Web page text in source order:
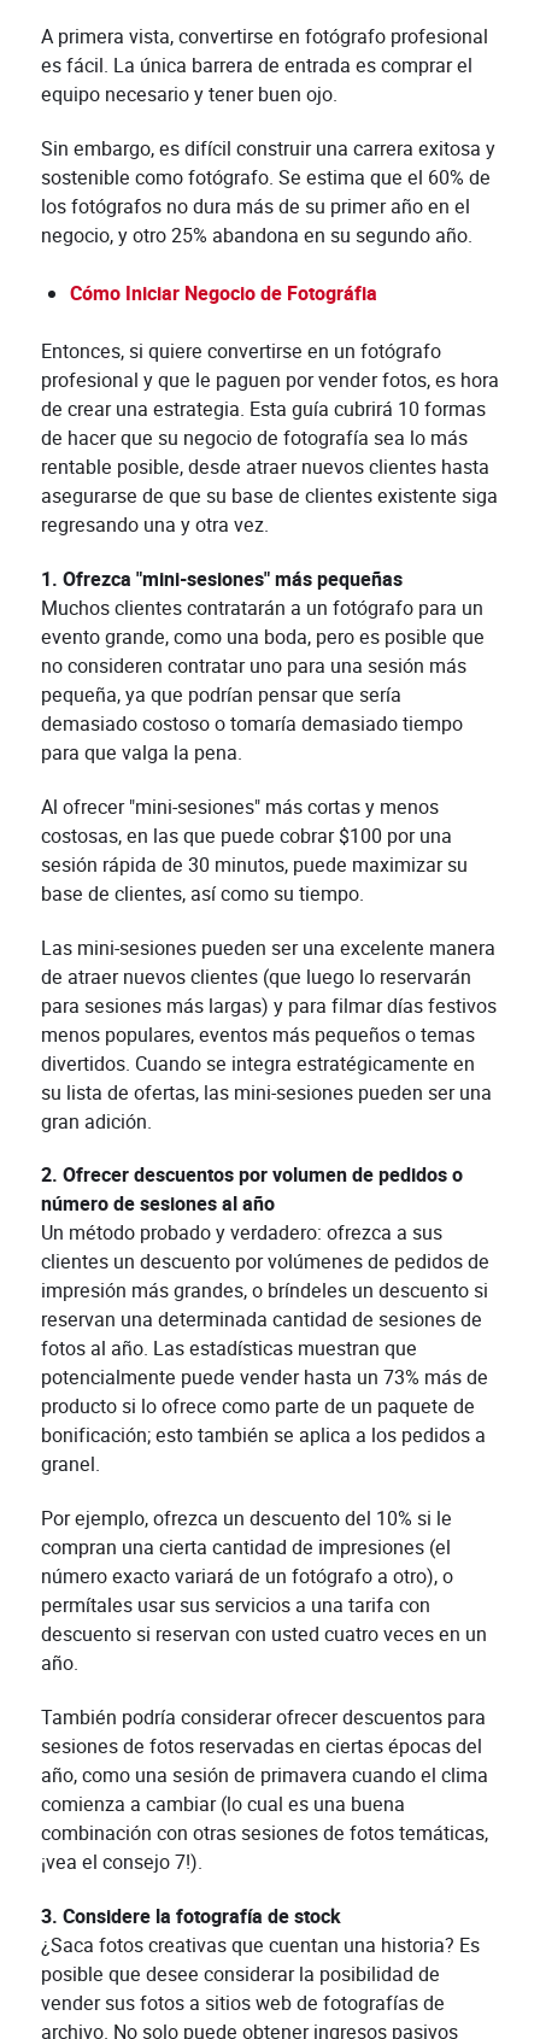
A primera vista, convertirse en fotógrafo profesional
es fácil. La única barrera de entrada es comprar el
equipo necesario y tener buen ojo.
Sin embargo, es difícil construir una carrera exitosa y
sostenible como fotógrafo. Se estima que el 60% de
los fotógrafos no dura más de su primer año en el
negocio, y otro 25% abandona en su segundo año.
Cómo Iniciar Negocio de Fotográfia
Entonces, si quiere convertirse en un fotógrafo
profesional y que le paguen por vender fotos, es hora
de crear una estrategia. Esta guía cubrirá 10 formas
de hacer que su negocio de fotografía sea lo más
rentable posible, desde atraer nuevos clientes hasta
asegurarse de que su base de clientes existente siga
regresando una y otra vez.
1. Ofrezca "mini-sesiones" más pequeñas
Muchos clientes contratarán a un fotógrafo para un
evento grande, como una boda, pero es posible que
no consideren contratar uno para una sesión más
pequeña, ya que podrían pensar que sería
demasiado costoso o tomaría demasiado tiempo
para que valga la pena.
Al ofrecer "mini-sesiones" más cortas y menos
costosas, en las que puede cobrar $100 por una
sesión rápida de 30 minutos, puede maximizar su
base de clientes, así como su tiempo.
Las mini-sesiones pueden ser una excelente manera
de atraer nuevos clientes (que luego lo reservarán
para sesiones más largas) y para filmar días festivos
menos populares, eventos más pequeños o temas
divertidos. Cuando se integra estratégicamente en
su lista de ofertas, las mini-sesiones pueden ser una
gran adición.
2. Ofrecer descuentos por volumen de pedidos o
número de sesiones al año
Un método probado y verdadero: ofrezca a sus
clientes un descuento por volúmenes de pedidos de
impresión más grandes, o bríndeles un descuento si
reservan una determinada cantidad de sesiones de
fotos al año. Las estadísticas muestran que
potencialmente puede vender hasta un 73% más de
producto si lo ofrece como parte de un paquete de
bonificación; esto también se aplica a los pedidos a
granel.
Por ejemplo, ofrezca un descuento del 10% si le
compran una cierta cantidad de impresiones (el
número exacto variará de un fotógrafo a otro), o
permítales usar sus servicios a una tarifa con
descuento si reservan con usted cuatro veces en un
año.
También podría considerar ofrecer descuentos para
sesiones de fotos reservadas en ciertas épocas del
año, como una sesión de primavera cuando el clima
comienza a cambiar (lo cual es una buena
combinación con otras sesiones de fotos temáticas,
¡vea el consejo 7!).
3. Considere la fotografía de stock
¿Saca fotos creativas que cuentan una historia? Es
posible que desee considerar la posibilidad de
vender sus fotos a sitios web de fotografías de
archivo. No solo puede obtener ingresos pasivos